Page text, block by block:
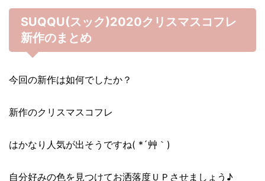
SUQQU(スック)2020クリスマスコフレ
新作のまとめ
今回の新作は如何でしたか？
新作のクリスマスコフレ
はかなり人気が出そうですね( *´艸｀)
自分好みの色を見つけてお洒落度ＵＰさせましょう♪